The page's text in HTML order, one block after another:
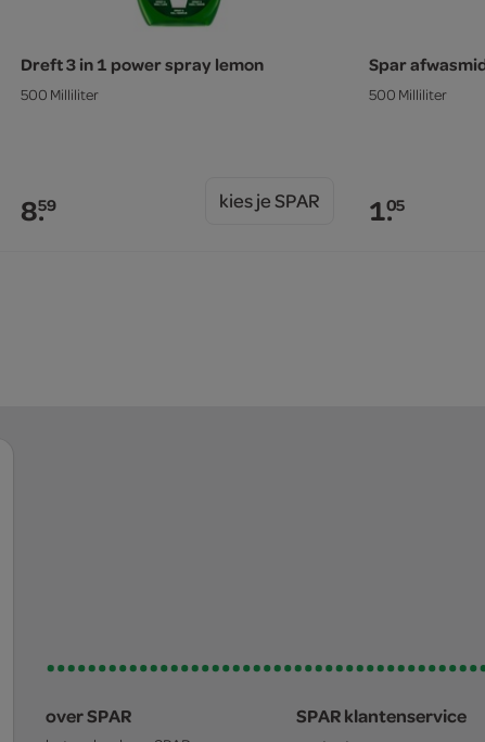
Dreft 3 in 1 power spray lemon
500 Milliliter
8.59 kies je SPAR
Spar
500 Milliliter
1.05
over SPAR SPAR klantenservice